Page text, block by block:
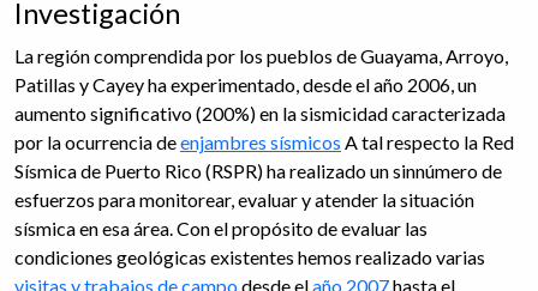
Investigación
La región comprendida por los pueblos de Guayama, Arroyo,
Patillas y Cayey ha experimentado, desde el año 2006, un
aumento significativo (200%) en la sismicidad caracterizada
por la ocurrencia deenjambres sísmicos A tal respecto la Red
Sísmica de Puerto Rico (RSPR) ha realizado un sinnúmero de
esfuerzos para monitorear, evaluar y atender la situación
sísmica en esa área. Con el propósito de evaluar las
condiciones geológicas existentes hemos realizado varias
visitas y trabajos de campodesde elaño 2007hasta el